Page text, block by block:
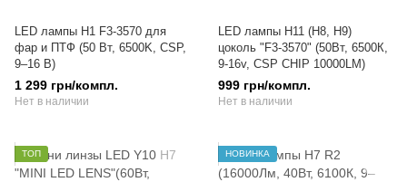
LED лампы H1 F3-3570 для
фар и ПТФ (50 Вт, 6500K, CSP,
9–16 В)
1 299 грн/компл.
Нет в наличии
LED лампы H11 (H8, H9)
цоколь "F3-3570" (50Вт, 6500К,
9-16v, CSP CHIP 10000LM)
999 грн/компл.
Нет в наличии
ТОП НОВИНКА